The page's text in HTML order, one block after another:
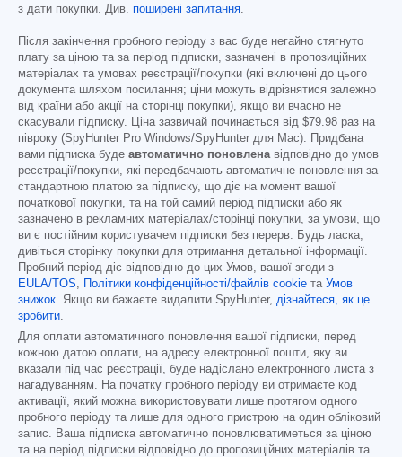
з дати покупки. Див. поширені запитання.
Після закінчення пробного періоду з вас буде негайно стягнуто
плату за ціною та за період підписки, зазначені в пропозиційних
матеріалах та умовах реєстрації/покупки (які включені до цього
документа шляхом посилання; ціни можуть відрізнятися залежно
від країни або акції на сторінці покупки), якщо ви вчасно не
скасували підписку. Ціна зазвичай починається від $79.98 раз на
півроку (SpyHunter Pro Windows/SpyHunter для Mac). Придбана
вами підписка буде автоматично поновленавідповідно до умов
реєстрації/покупки, які передбачають автоматичне поновлення за
стандартною платою за підписку, що діє на момент вашої
початкової покупки, та на той самий період підписки або як
зазначено в рекламних матеріалах/сторінці покупки, за умови, що
ви є постійним користувачем підписки без перерв. Будь ласка,
дивіться сторінку покупки для отримання детальної інформації.
Пробний період діє відповідно до цих Умов, вашої згоди з
EULA/TOS, Політики конфіденційності/файлів cookie та Умов
знижок. Якщо ви бажаєте видалити SpyHunter, дізнайтеся, як це
зробити.
Для оплати автоматичного поновлення вашої підписки, перед
кожною датою оплати, на адресу електронної пошти, яку ви
вказали під час реєстрації, буде надіслано електронного листа з
нагадуванням. На початку пробного періоду ви отримаєте код
активації, який можна використовувати лише протягом одного
пробного періоду та лише для одного пристрою на один обліковий
запис. Ваша підписка автоматично поновлюватиметься за ціною
та на період підписки відповідно до пропозиційних матеріалів та